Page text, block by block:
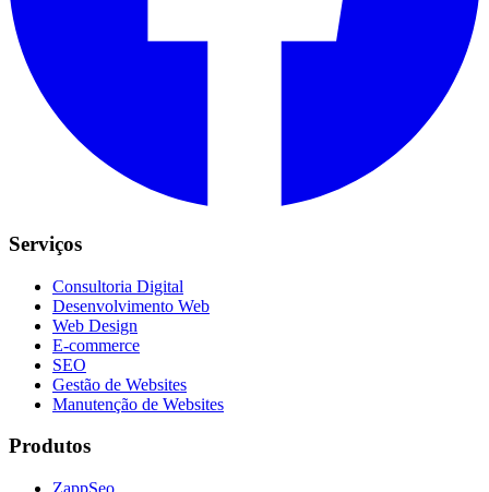
Serviços
Consultoria Digital
Desenvolvimento Web
Web Design
E-commerce
SEO
Gestão de Websites
Manutenção de Websites
Produtos